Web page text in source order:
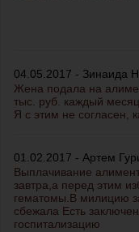
04.05.2017 - Зинаида
Жена подала на
тыс. руб. каждый
Я с этим не согласен,
01.02.2017 - Артем
Выплачивание
завтра,а перед этим
гематомы.В милицию
сбежала Есть
госпитализацию